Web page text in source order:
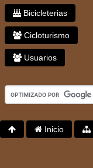
Bicicleterias
Cicloturismo
Usuarios
Inicio